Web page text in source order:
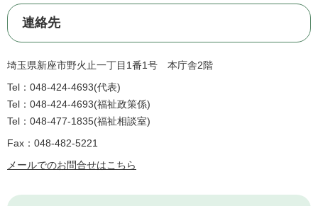
連絡先
埼玉県新座市野火止一丁目1番1号 本庁舎2階
Tel：048-424-4693 代表
Tel：048-424-4693 福祉政策係
Tel：048-477-1835 福祉相談室
Fax：048-482-5221
メールでのお問合せはこちら